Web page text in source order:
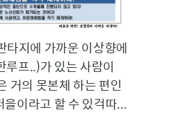
타지에 가까운 이상향에
루프..)가 있는 사람이
거의 못본체 하는 편인
을이라고 할 수 있걱따...